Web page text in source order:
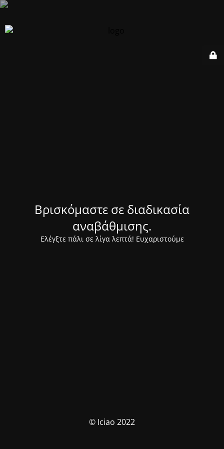
Βρισκόμαστε σε διαδικασία
αναβάθμισης.
Ελέγξτε πάλι σε λίγα λεπτά! Ευχαριστούμε
© Iciao 2022